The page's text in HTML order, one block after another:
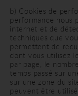
b) Cookies de
performance nous
internet et de
techniques que
permettent de
dont vous utilisez
par page, le
temps passé sur
sur une zone du
peuvent être